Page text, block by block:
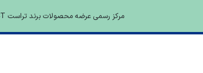
مرکز رسمی عرضه محصولات برند تراست TRUST